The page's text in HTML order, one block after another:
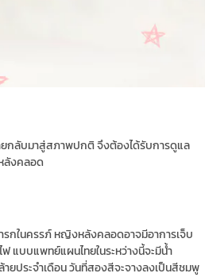
ยกลับมาสู่สภาพปกติ จึงต้องได้รับการดูแล
ลังคลอด
กในครรภ์ หญิงหลังคลอดอาจมีอาการเจ็บ
แบบแพทย์แผนไทยในระหว่างนี้จะมีน้ํา
ยประจําเดือน วันที่สองสีจะจางลงเป็นสีชมพู